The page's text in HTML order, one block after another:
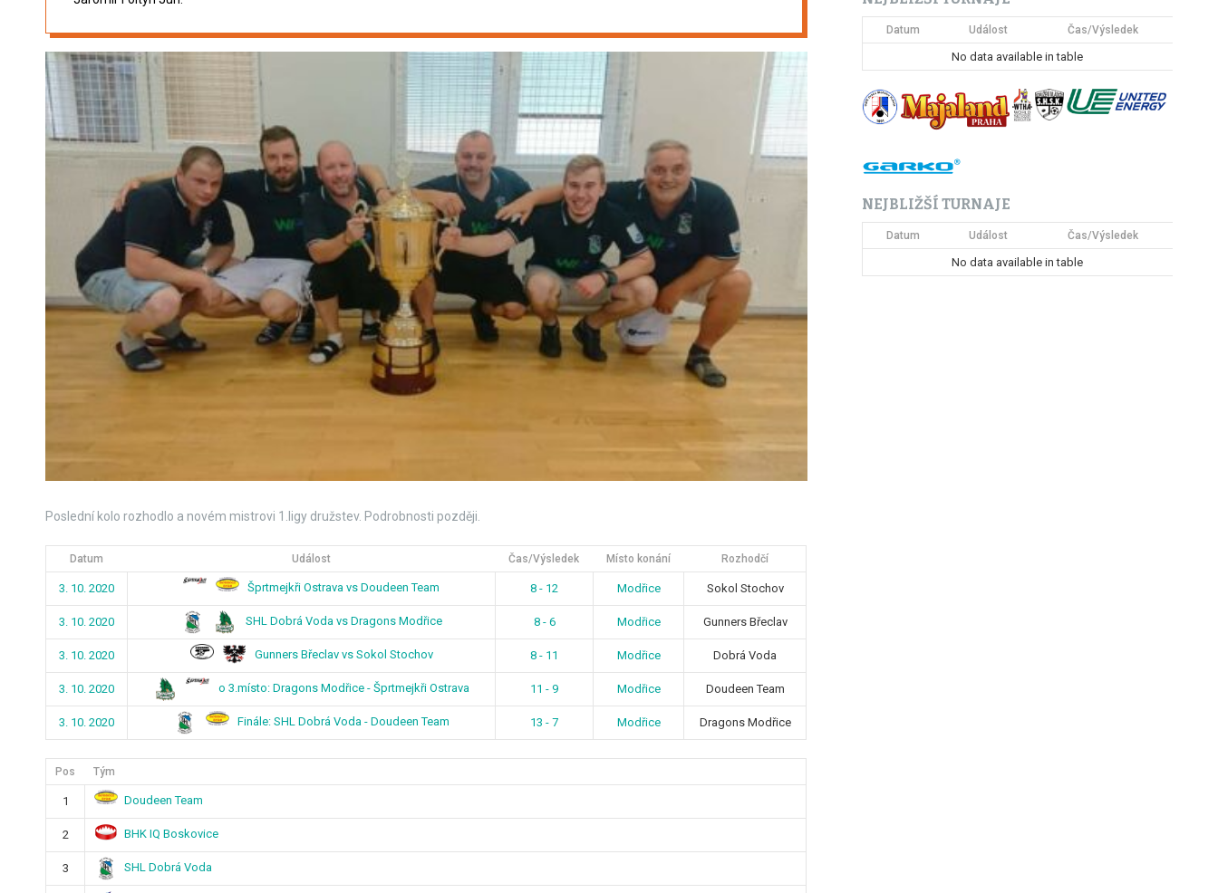
Poslední kolo rozhodlo a novém mistrovi 1.ligy družstev. Podrobnosti později.
Datum Událost Čas/Výsledek Místo konání Rozhodčí
3. 10. 2020 Šprtmejkři Ostrava vs Doudeen Team 8 - 12 Modřice Sokol Stochov
3. 10. 2020 SHL Dobrá Voda vs Dragons Modřice 8 - 6 Modřice Gunners Břeclav
3. 10. 2020 Gunners Břeclav vs Sokol Stochov 8 - 11 Modřice Dobrá Voda
3. 10. 2020 o 3.místo: Dragons Modřice - Šprtmejkři Ostrava 11 - 9 Modřice Doudeen Team
3. 10. 2020 Finále: SHL Dobrá Voda - Doudeen Team 13 - 7 Modřice Dragons Modřice
Pos Tým
1 Doudeen Team
2 BHK IQ Boskovice
3 SHL Dobrá Voda
Datum Událost Čas/Výsledek
No data available in table
NEJBLIŽŠÍ TURNAJE
Datum Událost Čas/Výsledek
No data available in table